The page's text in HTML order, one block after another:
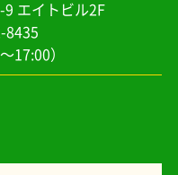
エイトビル2F
8435
17:00）